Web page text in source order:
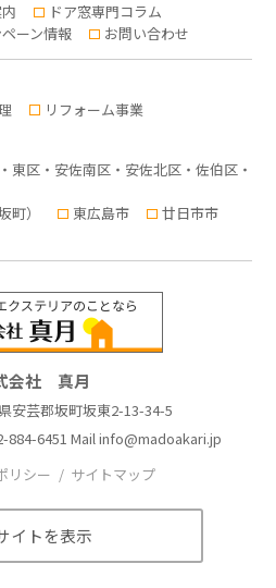
ドア窓専門コラム
ーン情報 お問い合わせ
リフォーム事業
東区・安佐南区・安佐北区・佐伯区・
）
東広島市
廿日市市
会社 真月
安芸郡坂町坂東2-13-34-5
884-6451 Mailinfo@madoakari.jp
リシー
サイトマップ
イトを表示